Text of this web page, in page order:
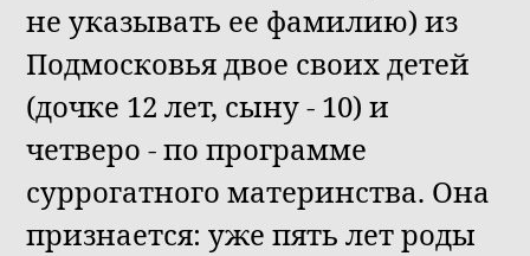
не указывать ее фамилию) из
Подмосковья двое своих детей
(дочке 12 лет, сыну - 10) и
четверо - по программе
суррогатного материнства. Она
признается: уже пять лет роды